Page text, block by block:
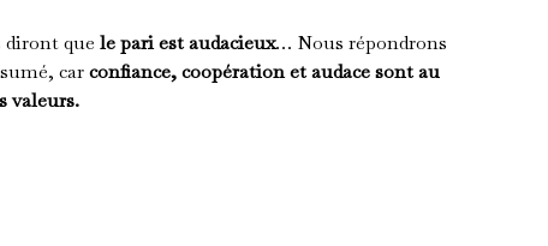
diront que le pari est audacieux… Nous répondrons
carconfiance, coopération et audace sont au
valeurs.